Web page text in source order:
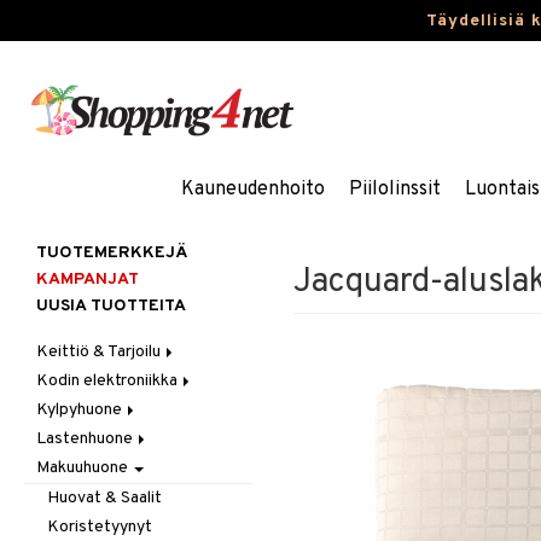
Täydellisiä
Kauneudenhoito Piilolinssit
Jacquard-
TUOTEMERKKEJÄ
KAMPANJAT
UUSIA TUOTTEITA
Keittiö & Tarjoilu
Aterimet
Kannut & Karahvit
Keittiösäilytys
Keittiötekstiilit
Keittiövälineet
Kodinkoneet
Kodin elektroniikka
Ääni
Kylpyhuone
Kylpyhuoneen sisustus
Kylpyhuoneen tarvikkeita
Kylpyhuoneen tekstiilit
Lastenhuone
Kylpyhuoneen koristelu
Lasten huonekalut
Lasten lamput
Makuuhuone
Huovat & Saalit
Koristetyynyt